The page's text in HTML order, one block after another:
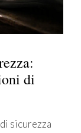
di
sicurezza